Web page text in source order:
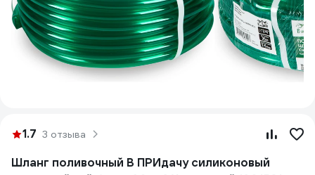
1.7 3 отзыва
Шланг поливочный В ПРИдачу силиконовый